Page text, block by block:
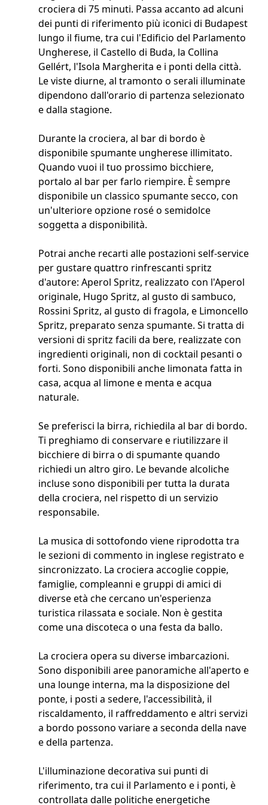
crociera di 75 minuti. Passa accanto ad alcuni
dei punti di riferimento più iconici di Budapest
lungo il fiume, tra cui l'Edificio del Parlamento
Ungherese, il Castello di Buda, la Collina
Gellért, l'Isola Margherita e i ponti della città.
Le viste diurne, al tramonto o serali illuminate
dipendono dall'orario di partenza selezionato
e dalla stagione.
Durante la crociera, al bar di bordo è
disponibile spumante ungherese illimitato.
Quando vuoi il tuo prossimo bicchiere,
portalo al bar per farlo riempire. È sempre
disponibile un classico spumante secco, con
un'ulteriore opzione rosé o semidolce
soggetta a disponibilità.
Potrai anche recarti alle postazioni self-service
per gustare quattro rinfrescanti spritz
d'autore: Aperol Spritz, realizzato con l'Aperol
originale, Hugo Spritz, al gusto di sambuco,
Rossini Spritz, al gusto di fragola, e Limoncello
Spritz, preparato senza spumante. Si tratta di
versioni di spritz facili da bere, realizzate con
ingredienti originali, non di cocktail pesanti o
forti. Sono disponibili anche limonata fatta in
casa, acqua al limone e menta e acqua
naturale.
Se preferisci la birra, richiedila al bar di bordo.
Ti preghiamo di conservare e riutilizzare il
bicchiere di birra o di spumante quando
richiedi un altro giro. Le bevande alcoliche
incluse sono disponibili per tutta la durata
della crociera, nel rispetto di un servizio
responsabile.
La musica di sottofondo viene riprodotta tra
le sezioni di commento in inglese registrato e
sincronizzato. La crociera accoglie coppie,
famiglie, compleanni e gruppi di amici di
diverse età che cercano un'esperienza
turistica rilassata e sociale. Non è gestita
come una discoteca o una festa da ballo.
La crociera opera su diverse imbarcazioni.
Sono disponibili aree panoramiche all'aperto e
una lounge interna, ma la disposizione del
ponte, i posti a sedere, l'accessibilità, il
riscaldamento, il raffreddamento e altri servizi
a bordo possono variare a seconda della nave
e della partenza.
L'illuminazione decorativa sui punti di
riferimento, tra cui il Parlamento e i ponti, è
controllata dalle politiche energetiche